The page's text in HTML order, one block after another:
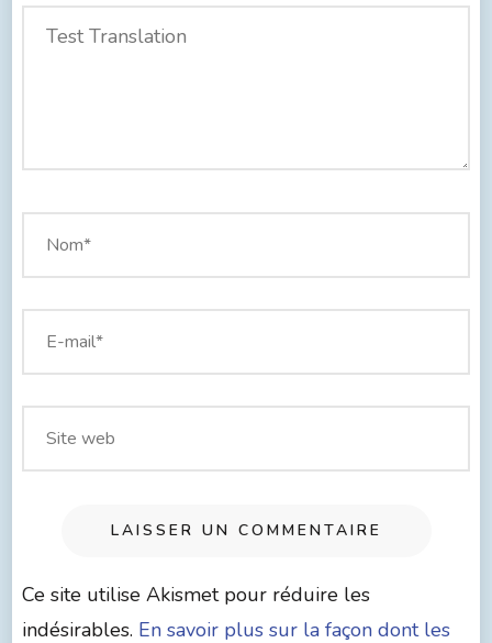
Ce site utilise Akismet pour réduire les
indésirables. En savoir plus sur la façon dont les